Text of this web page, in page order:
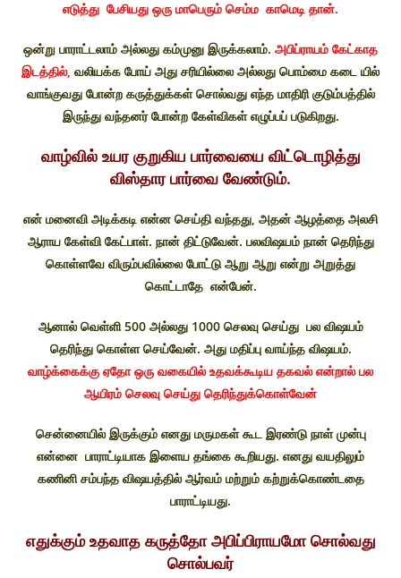
எடுத்து பேசியது ஒரு மாபெரும் செம்ம காமெடி தான்.
ஒன்று பாராட்டலாம் அல்லது கம்முனு இருக்கலாம். அபிப்ராயம் கேட்காத
இடத்தில், வலியக்க போய் அது சரியில்லை அல்லது பொம்மை கடை யில்
வாங்குவது போன்ற கருத்துக்கள் சொல்வது எந்த மாதிரி குடும்பத்தில்
இருந்து வந்தனர் போன்ற கேள்விகள் எழுப்பப் படுகிறது.
வாழ்வில் உயர குறுகிய பார்வையை விட்டொழித்து
விஸ்தார பார்வை வேண்டும்.
என் மனைவி அடிக்கடி என்ன செய்தி வந்தது, அதன் ஆழத்தை அலசி
ஆராய கேள்வி கேட்பாள். நான் திட்டுவேன். பலவிஷயம் நான் தெரிந்து
கொள்ளவே விரும்பவில்லை போட்டு ஆறு ஆறு என்று அறுத்து
கொட்டாதே என்பேன்.
ஆனால் வெள்ளி 500 அல்லது 1000 செலவு செய்து பல விஷயம்
தெரிந்து கொள்ள செய்வேன். அது மதிப்பு வாய்ந்த விஷயம்.
வாழ்க்கைக்கு ஏதோ ஒரு வகையில் உதவக்கூடிய தகவல் என்றால் பல
ஆயிரம் செலவு செய்து தெரிந்துக்கொள்வேன்
சென்னையில் இருக்கும் எனது மருமகள் கூட இரண்டு நாள் முன்பு
என்னை பாராட்டியாக இளைய தங்கை கூறியது. எனது வயதிலும்
கணினி சம்பந்த விஷயத்தில் ஆர்வம் மற்றும் கற்றுக்கொண்டதை
பாராட்டியது.
எதுக்கும் உதவாத கருத்தோ அபிப்பிராயமோ சொல்வது
சொல்பவர்